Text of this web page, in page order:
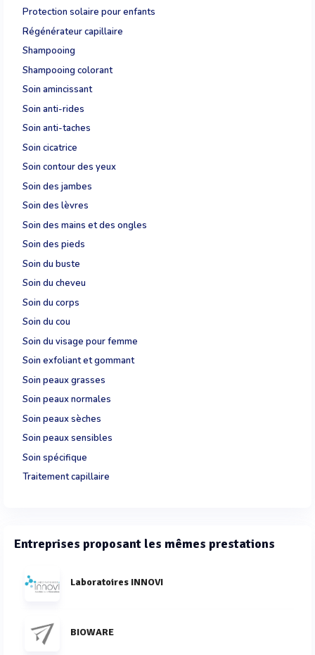
Protection solaire pour enfants
Régénérateur capillaire
Shampooing
Shampooing colorant
Soin amincissant
Soin anti-rides
Soin anti-taches
Soin cicatrice
Soin contour des yeux
Soin des jambes
Soin des lèvres
Soin des mains et des ongles
Soin des pieds
Soin du buste
Soin du cheveu
Soin du corps
Soin du cou
Soin du visage pour femme
Soin exfoliant et gommant
Soin peaux grasses
Soin peaux normales
Soin peaux sèches
Soin peaux sensibles
Soin spécifique
Traitement capillaire
Entreprises proposant les mêmes prestations
Laboratoires INNOVI
BIOWARE